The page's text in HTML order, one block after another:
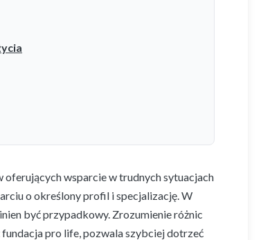
wsparcie w trudnych sytuacjach
o określony profil i specjalizację. W
być przypadkowy. Zrozumienie różnic
pro life, pozwala szybciej dotrzeć